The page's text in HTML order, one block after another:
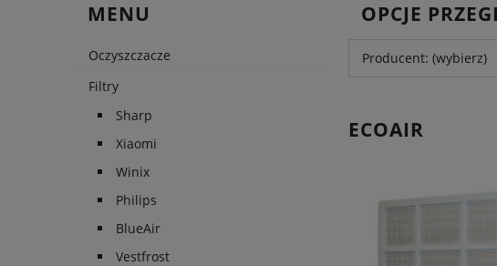
MENU
Oczyszczacze
Filtry
Sharp
Xiaomi
Winix
Philips
BlueAir
Vestfrost
OPCJE
Producent: (wybierz)
ECOAIR